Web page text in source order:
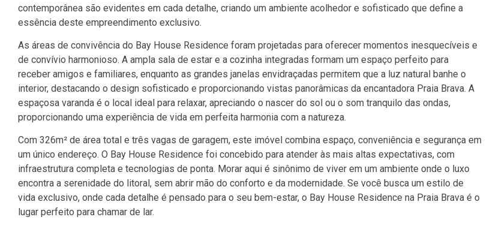
contemporânea são evidentes em cada detalhe, criando um ambiente acolhedor e sofisticado que define a
essência deste empreendimento exclusivo.
As áreas de convivência do Bay House Residence foram projetadas para oferecer momentos inesquecíveis e
de convívio harmonioso. A ampla sala de estar e a cozinha integradas formam um espaço perfeito para
receber amigos e familiares, enquanto as grandes janelas envidraçadas permitem que a luz natural banhe o
interior, destacando o design sofisticado e proporcionando vistas panorâmicas da encantadora Praia Brava. A
espaçosa varanda é o local ideal para relaxar, apreciando o nascer do sol ou o som tranquilo das ondas,
proporcionando uma experiência de vida em perfeita harmonia com a natureza.
Com 326m² de área total e três vagas de garagem, este imóvel combina espaço, conveniência e segurança em
um único endereço. O Bay House Residence foi concebido para atender às mais altas expectativas, com
infraestrutura completa e tecnologias de ponta. Morar aqui é sinônimo de viver em um ambiente onde o luxo
encontra a serenidade do litoral, sem abrir mão do conforto e da modernidade. Se você busca um estilo de
vida exclusivo, onde cada detalhe é pensado para o seu bem-estar, o Bay House Residence na Praia Brava é o
lugar perfeito para chamar de lar.